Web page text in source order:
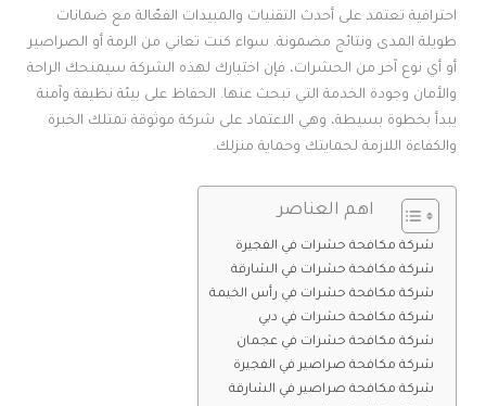
احترافية تعتمد على أحدث التقنيات والمبيدات الفعّالة مع ضمانات
طويلة المدى ونتائج مضمونة. سواء كنت تعاني من الرمة أو الصراصير
أو أي نوع آخر من الحشرات، فإن اختيارك لهذه الشركة سيمنحك الراحة
والأمان وجودة الخدمة التي تبحث عنها. الحفاظ على بيئة نظيفة وآمنة
يبدأ بخطوة بسيطة، وهي الاعتماد على شركة موثوقة تمتلك الخبرة
والكفاءة اللازمة لحمايتك وحماية منزلك.
اهم العناصر
شركة مكافحة حشرات في الفجيرة
شركة مكافحة حشرات في الشارقة
شركة مكافحة حشرات في رأس الخيمة
شركة مكافحة حشرات في دبي
شركة مكافحة حشرات في عجمان
شركة مكافحة صراصير في الفجيرة
شركة مكافحة صراصير في الشارقة